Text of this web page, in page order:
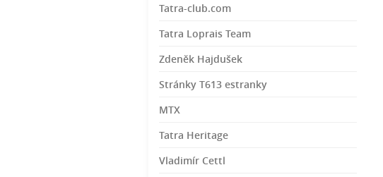
Tatra-club.com
Tatra Loprais Team
Zdeněk Hajdušek
Stránky T613 estranky
MTX
Tatra Heritage
Vladimír Cettl